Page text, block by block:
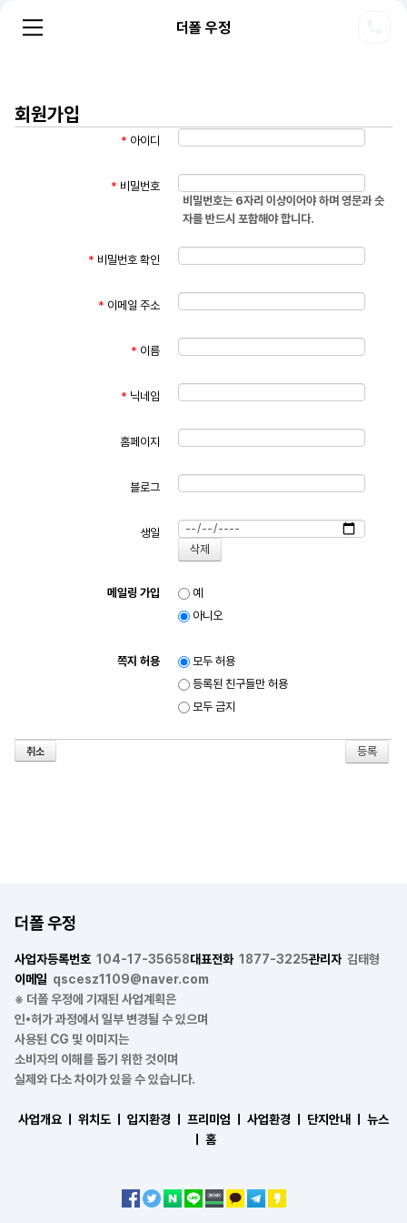
더폴 우정
회원가입
* 아이디
* 비밀번호
비밀번호는 6자리 이상이어야 하며 영문과 숫
자를 반드시 포함해야 합니다.
* 비밀번호 확인
* 이메일 주소
* 이름
* 닉네임
홈페이지
블로그
생일
메일링 가입
예
아니오
쪽지 허용
모두 허용
등록된 친구들만 허용
모두 금지
취소
더폴 우정
사업자등록번호 104-17-35658대표전화 1877-3225관리자 김태형
이메일 qscesz1109@naver.com
※ 더폴 우정에 기재된 사업계획은
인•허가 과정에서 일부 변경될 수 있으며
사용된 CG 및 이미지는
소비자의 이해를 돕기 위한 것이며
실제와 다소 차이가 있을 수 있습니다.
사업개요 ㅣ 위치도 ㅣ 입지환경 ㅣ 프리미엄 ㅣ 사업환경 ㅣ 단지안내 ㅣ
뉴스
홈